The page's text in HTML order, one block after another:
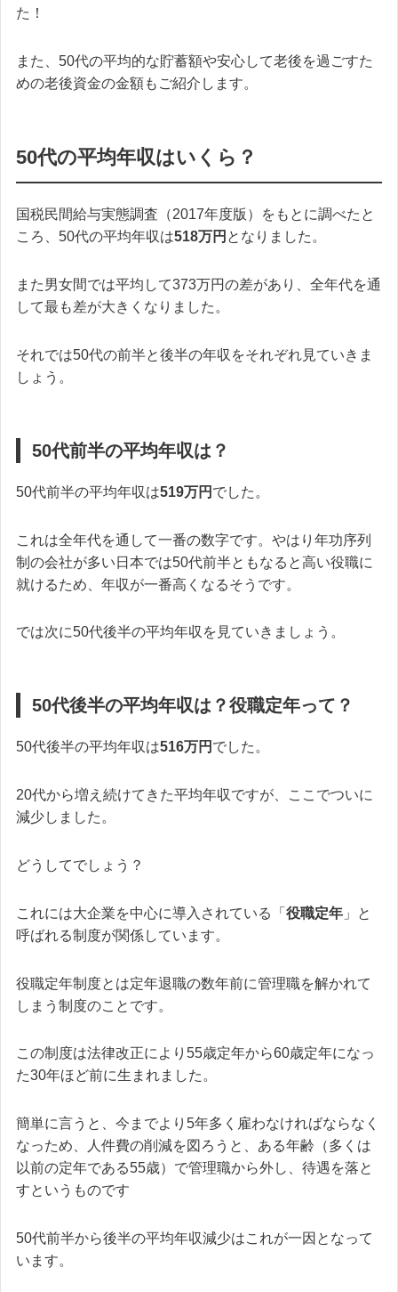
た！
また、50代の平均的な貯蓄額や安心して老後を過ごすた
めの老後資金の金額もご紹介します。
50代の平均年収はいくら？
国税民間給与実態調査（2017年度版）をもとに調べたと
ころ、50代の平均年収は518万円 となりました。
また男女間では平均して373万円の差があり、全年代を通
して最も差が大きくなりました。
それでは50代の前半と後半の年収をそれぞれ見ていきま
しょう。
50代前半の平均年収は？
50代前半の平均年収は519万円 でした。
これは全年代を通して一番の数字です。やはり年功序列
制の会社が多い日本では50代前半ともなると高い役職に
就けるため、年収が一番高くなるそうです。
では次に50代後半の平均年収を見ていきましょう。
50代後半の平均年収は？役職定年って？
50代後半の平均年収は516万円 でした。
20代から増え続けてきた平均年収ですが、ここでついに
減少しました。
どうしてでしょう？
これには大企業を中心に導入されている「 役職定年 」と
呼ばれる制度が関係しています。
役職定年制度とは定年退職の数年前に管理職を解かれて
しまう制度のことです。
この制度は法律改正により55歳定年から60歳定年になっ
た30年ほど前に生まれました。
簡単に言うと、今までより5年多く雇わなければならなく
なっため、人件費の削減を図ろうと、ある年齢（多くは
以前の定年である55歳）で管理職から外し、待遇を落と
すというものです
50代前半から後半の平均年収減少はこれが一因となって
います。